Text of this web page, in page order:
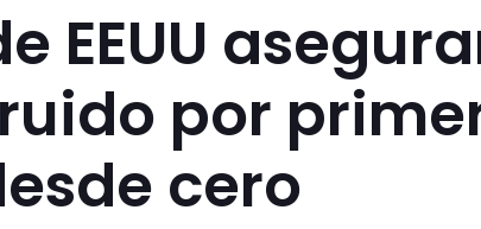
EEUU
por
cero